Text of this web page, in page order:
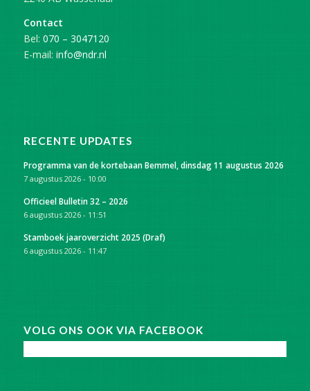
Contact
Bel: 070 – 3047120
E-mail: info@ndr.nl
RECENTE UPDATES
Programma van de kortebaan Bemmel, dinsdag 11 augustus 2026
7 augustus 2026 - 10:00
Officieel Bulletin 32 – 2026
6 augustus 2026 - 11:51
Stamboek jaaroverzicht 2025 (Draf)
6 augustus 2026 - 11:47
VOLG ONS OOK VIA FACEBOOK